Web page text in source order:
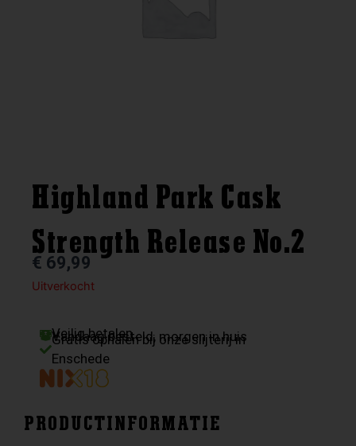
Highland Park Cask
Strength Release No.2
€ 69,99
Uitverkocht
Veilig betalen
Vandaag besteld, morgen in huis
Gratis ophalen bij onze slijterij in
Enschede
PRODUCTINFORMATIE